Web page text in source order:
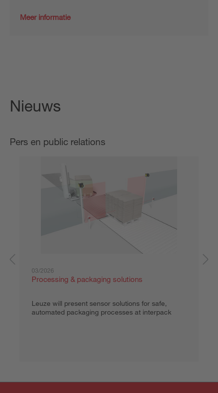
Meer informatie
Nieuws
Pers en public relations
03/2026
Processing & packaging solutions
Leuze will present sensor solutions for safe,
automated packaging processes at interpack